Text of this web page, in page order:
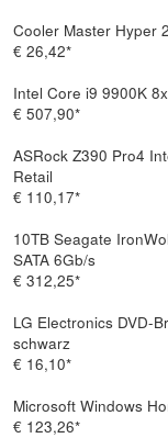
Cooler Master Hyper
€ 26,42*
Intel Core i9 9900K
€ 507,90*
ASRock Z390 Pro4
Retail
€ 110,17*
10TB Seagate
SATA 6Gb/s
€ 312,25*
LG Electronics DVD-
schwarz
€ 16,10*
Microsoft Windows
€ 123,26*